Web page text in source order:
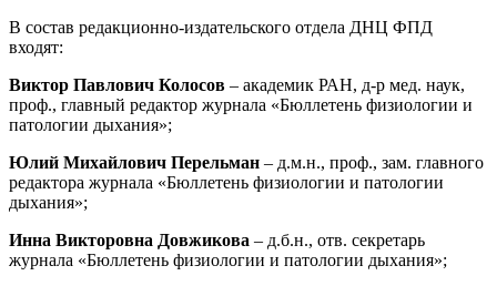
В состав редакционно-издательского отдела ДНЦ ФПД
входят:
Виктор Павлович Колосов – академик РАН, д-р мед. наук,
проф., главный редактор журнала «Бюллетень физиологии и
патологии дыхания»;
Юлий Михайлович Перельман – д.м.н., проф., зам. главного
редактора журнала «Бюллетень физиологии и патологии
дыхания»;
Инна Викторовна Довжикова – д.б.н., отв. секретарь
журнала «Бюллетень физиологии и патологии дыхания»;